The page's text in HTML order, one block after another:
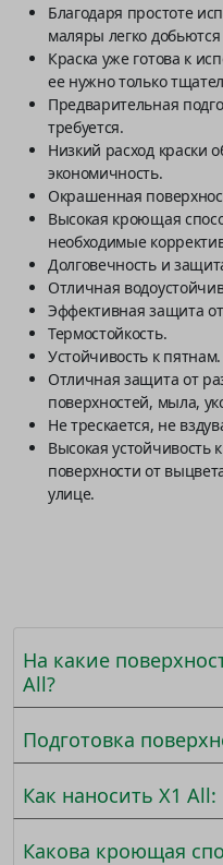
Благодаря простоте
маляры легко
Краска уже готова к
ее нужно только
Предварительная
требуется.
Низкий расход краски
экономичность.
Окрашенная
Высокая кроющая
необходимые
Долговечность и
Отличная
Эффективная защита
Термостойкость.
Устойчивость к пятнам.
Отличная защита от
поверхностей, мыла,
Не трескается, не
Высокая
поверхности от
улице.
На какие
All?
Подготовка
Как наносить X1 All:
Какова кроющая